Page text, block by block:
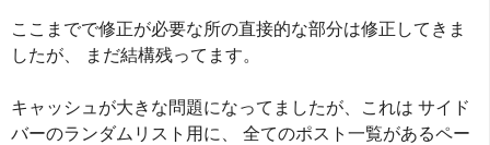
ここまでで修正が必要な所の直接的な部分は修正してきま
したが、 まだ結構残ってます。
キャッシュが大きな問題になってましたが、これは サイド
バーのランダムリスト用に、 全てのポスト一覧があるペー